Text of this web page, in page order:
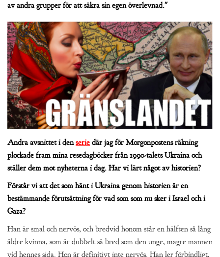
av andra grupper för att säkra sin egen överlevnad."
Andra avsnittet i denserie där jag för Morgonpostens räkning
plockade fram mina resedagböcker från 1990-talets Ukraina och
ställer dem mot nyheterna i dag. Har vi lärt något av historien?
Förstår vi att det som hänt i Ukraina genom historien är en
bestämmande förutsättning för vad som som nu sker i Israel och i
Gaza?
Han är smal och nervös, och bredvid honom står en hälften så lång
äldre kvinna, som är dubbelt så bred som den unge, magre mannen
vid hennes sida. Hon är definitivt inte nervös. Han ler förbindligt,